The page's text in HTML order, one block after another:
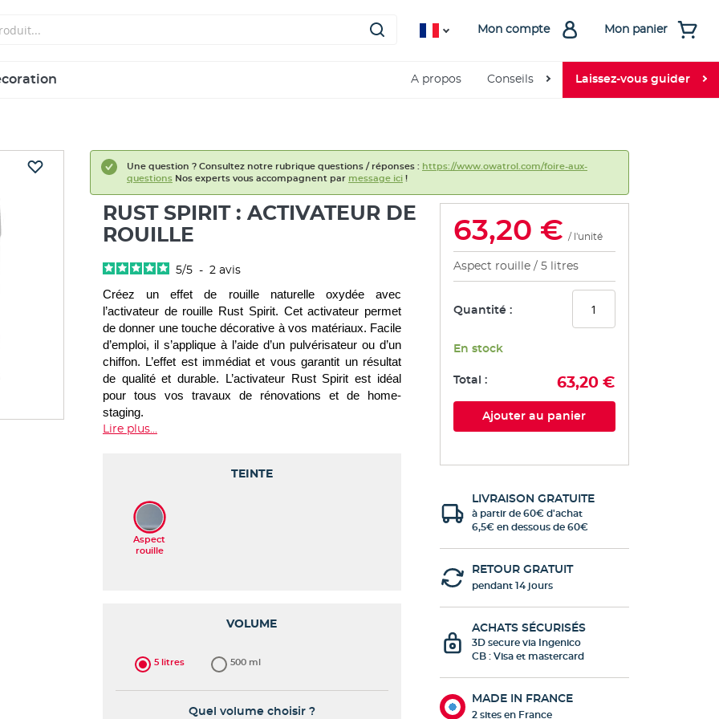
Mon compte Mon panier
A propos Conseils Laissez-vous guider
Une question ? Consultez notre rubrique questions / réponses : https://www.owatrol.com/foire-aux-
questions Nos experts vous accompagnent par message ici !
RUST SPIRIT : ACTIVATEUR DE
ROUILLE
5/5 - 2 avis
Créez un effet de rouille naturelle oxydée avec
l’activateur de rouille Rust Spirit. Cet activateur permet
de donner une touche décorative à vos matériaux. Facile
d’emploi, il s’applique à l’aide d’un pulvérisateur ou d’un
chiffon. L’effet est immédiat et vous garantit un résultat
de qualité et durable. L’activateur Rust Spirit est idéal
pour tous vos travaux de rénovations et de home-
staging.
Lire plus...
TEINTE
VOLUME
5 litres 500 ml
Quel volume choisir ?
63,20 € / l'unité
Aspect rouille 5 litres
Quantité :
En stock
Total : 63,20 €
Ajouter au panier
LIVRAISON GRATUITE
à partir de 60€ d'achat
6,5€ en dessous de 60€
RETOUR GRATUIT
pendant 14 jours
ACHATS SÉCURISÉS
3D secure via Ingenico
CB : Visa et mastercard
MADE IN FRANCE
2 sites en France